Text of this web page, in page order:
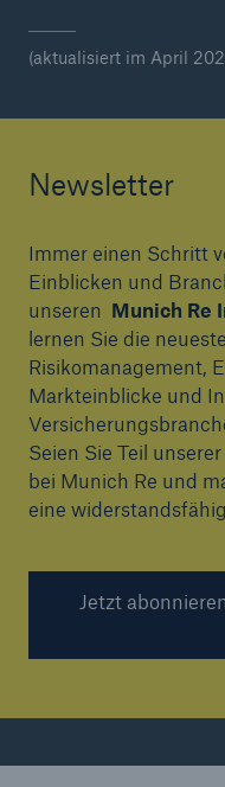
(aktualisiert im April
Newsletter
Immer einen Schritt
Einblicken und
unseren Munich Re
lernen Sie die
Risikomanagement,
Markteinblicke und
Seien Sie Teil
bei Munich Re und
eine
Jetzt